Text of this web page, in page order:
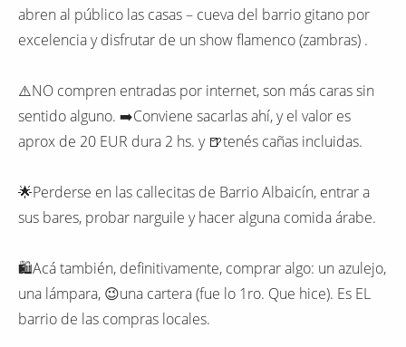
abren al público las casas – cueva del barrio gitano por
excelencia y disfrutar de un show flamenco (zambras) .
⚠️NO compren entradas por internet, son más caras sin
sentido alguno. ➡️Conviene sacarlas ahí, y el valor es
aprox de 20 EUR dura 2 hs. y 🍺tenés cañas incluidas.
🌟Perderse en las callecitas de Barrio Albaicín, entrar a
sus bares, probar narguile y hacer alguna comida árabe.
🛍Acá también, definitivamente, comprar algo: un azulejo,
una lámpara, 😉una cartera (fue lo 1ro. Que hice). Es EL
barrio de las compras locales.